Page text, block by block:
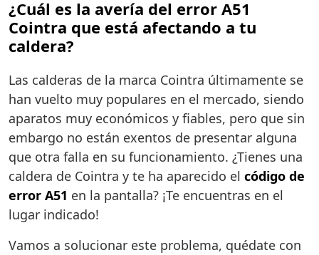
¿Cuál es la avería del error A51
Cointra que está afectando a tu
caldera?
Las calderas de la marca Cointra últimamente se
han vuelto muy populares en el mercado, siendo
aparatos muy económicos y fiables, pero que sin
embargo no están exentos de presentar alguna
que otra falla en su funcionamiento. ¿Tienes una
caldera de Cointra y te ha aparecido el código de
error A51 en la pantalla? ¡Te encuentras en el
lugar indicado!
Vamos a solucionar este problema, quédate con